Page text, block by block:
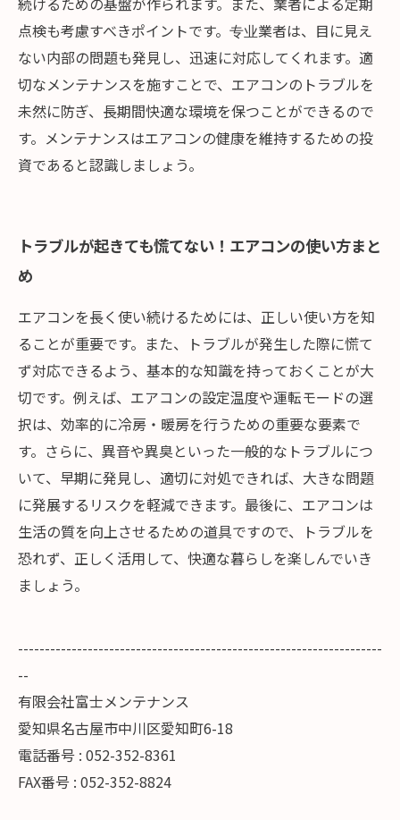
点検も考慮すべきポイントです。专业業者は、目に見え
ない内部の問題も発見し、迅速に対応してくれます。適
切なメンテナンスを施すことで、エアコンのトラブルを
未然に防ぎ、長期間快適な環境を保つことができるので
す。メンテナンスはエアコンの健康を維持するための投
資であると認識しましょう。
トラブルが起きても慌てない！エアコンの使い方まと
め
エアコンを長く使い続けるためには、正しい使い方を知
ることが重要です。また、トラブルが発生した際に慌て
ず対応できるよう、基本的な知識を持っておくことが大
切です。例えば、エアコンの設定温度や運転モードの選
択は、効率的に冷房・暖房を行うための重要な要素で
す。さらに、異音や異臭といった一般的なトラブルにつ
いて、早期に発見し、適切に対処できれば、大きな問題
に発展するリスクを軽減できます。最後に、エアコンは
生活の質を向上させるための道具ですので、トラブルを
恐れず、正しく活用して、快適な暮らしを楽しんでいき
ましょう。
--------------------------------------------------------------------
--
有限会社富士メンテナンス
愛知県名古屋市中川区愛知町6-18
電話番号 : 052-352-8361
FAX番号 : 052-352-8824